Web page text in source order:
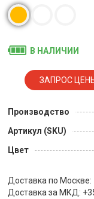
В НАЛИЧИИ
Производство
Артикул (SKU)
Цвет
Доставка по Москве:
Доставка за МКД: